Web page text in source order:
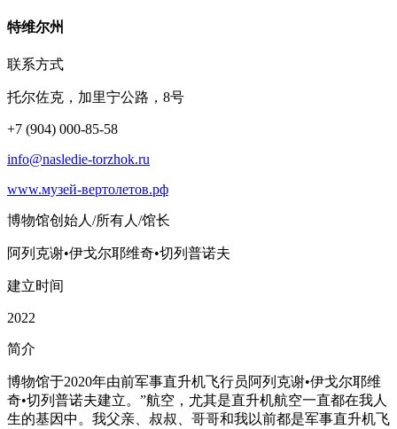
特维尔州
联系方式
托尔佐克，加里宁公路，8号
+7 (904) 000-85-58
info@nasledie-torzhok.ru
www.музей-вертолетов.рф
博物馆创始人/所有人/馆长
阿列克谢•伊戈尔耶维奇•切列普诺夫
建立时间
2022
简介
博物馆于2020年由前军事直升机飞行员阿列克谢•伊戈尔耶维
奇•切列普诺夫建立。”航空，尤其是直升机航空一直都在我人
生的基因中。我父亲、叔叔、哥哥和我以前都是军事直升机飞